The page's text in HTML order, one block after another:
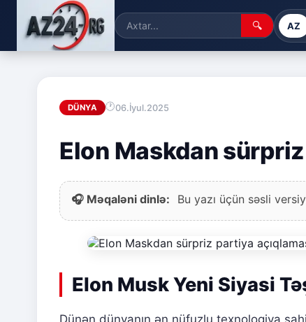
🔍 AZ
DÜNYA 06.İyul.2025
Elon Maskdan
🎧 Məqaləni dinlə: Bu yazı üçün səsli
Elon Musk Yeni Siyasi